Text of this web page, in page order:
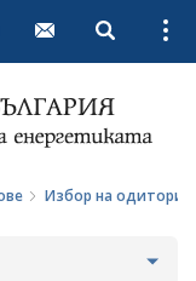
Open
Избор на одитори